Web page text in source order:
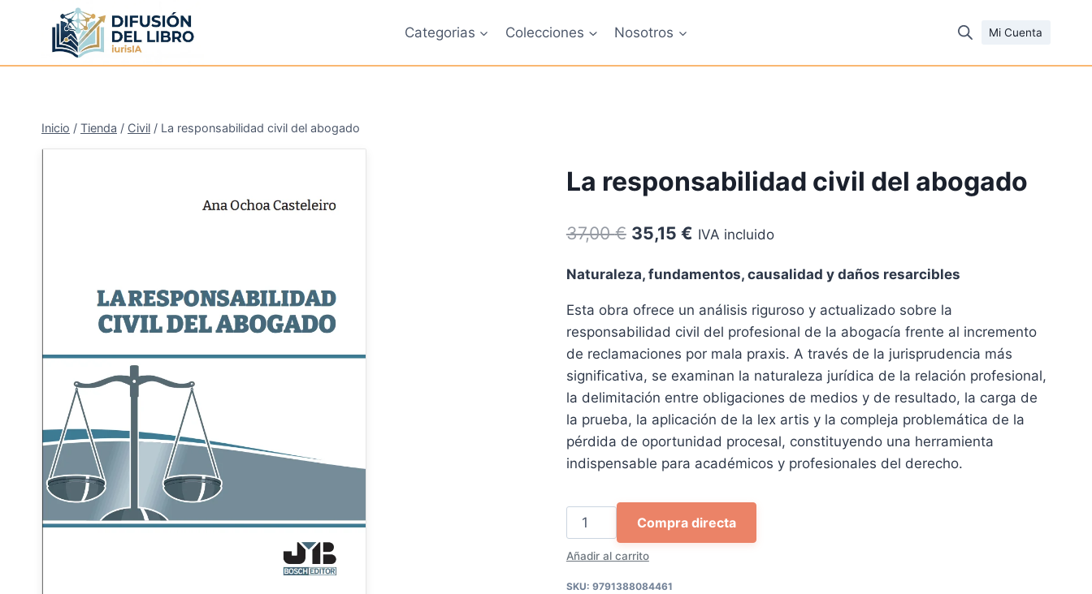
contenido
Categorias Colecciones Nosotros Mi Cuenta
Inicio / Tienda / Civil / La responsabilidad civil del abogado
La responsabilidad civil del abogado
37,00€ El
original
era:
37,00 €.
35,15 €El
actual
es:
35,15 €.
IVA incluido
Naturaleza, fundamentos, causalidad y daños resarcibles
Esta obra ofrece un análisis riguroso y actualizado sobre la
responsabilidad civil del profesional de la abogacía frente al incremento
de reclamaciones por mala praxis. A través de la jurisprudencia más
significativa, se examinan la naturaleza jurídica de la relación profesional,
la delimitación entre obligaciones de medios y de resultado, la carga de
la prueba, la aplicación de la lex artis y la compleja problemática de la
pérdida de oportunidad procesal, constituyendo una herramienta
indispensable para académicos y profesionales del derecho.
responsabilidad
civil
del
Añadir al carrito
Compra directa
SKU: 9791388084461